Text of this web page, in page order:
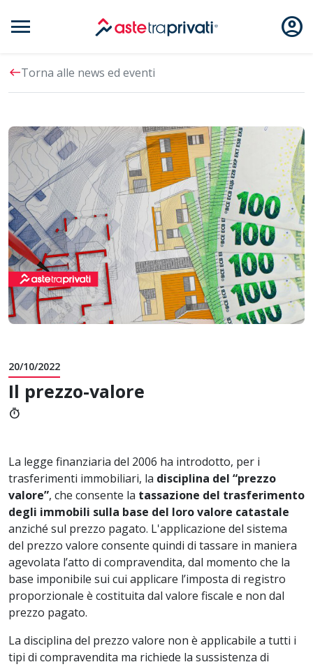
menu Aste account_circle
westTorna alle news ed eventi
20/10/2022
Il prezzo-valore
timer
La legge finanziaria del 2006 ha introdotto, per i
trasferimenti immobiliari, la disciplina del “prezzo
valore”, che consente la tassazione del trasferimento
degli immobili sulla base del loro valore catastale
anziché sul prezzo pagato. L'applicazione del sistema
del prezzo valore consente quindi di tassare in maniera
agevolata l’atto di compravendita, dal momento che la
base imponibile sui cui applicare l’imposta di registro
proporzionale è costituita dal valore fiscale e non dal
prezzo pagato.
La disciplina del prezzo valore non è applicabile a tutti i
tipi di compravendita ma richiede la sussistenza di